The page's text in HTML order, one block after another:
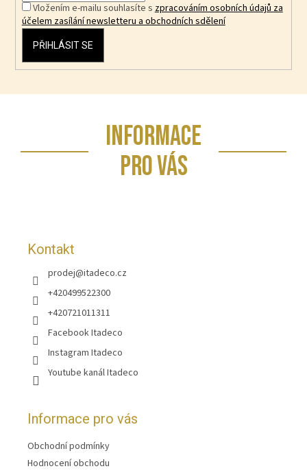
Vložením e-mailu souhlasíte s zpracováním osobních údajů za
účelem zasílání newsletteru a obchodních sdělení
PŘIHLÁSIT SE
INFORMACE
PRO VÁS
Kontakt
prodej@itadeco.cz
+420499522300
+420721011311
Facebook Itadeco
Instagram Itadeco
Youtube kanál Itadeco
Informace pro vás
Obchodní podmínky
Hodnocení obchodu